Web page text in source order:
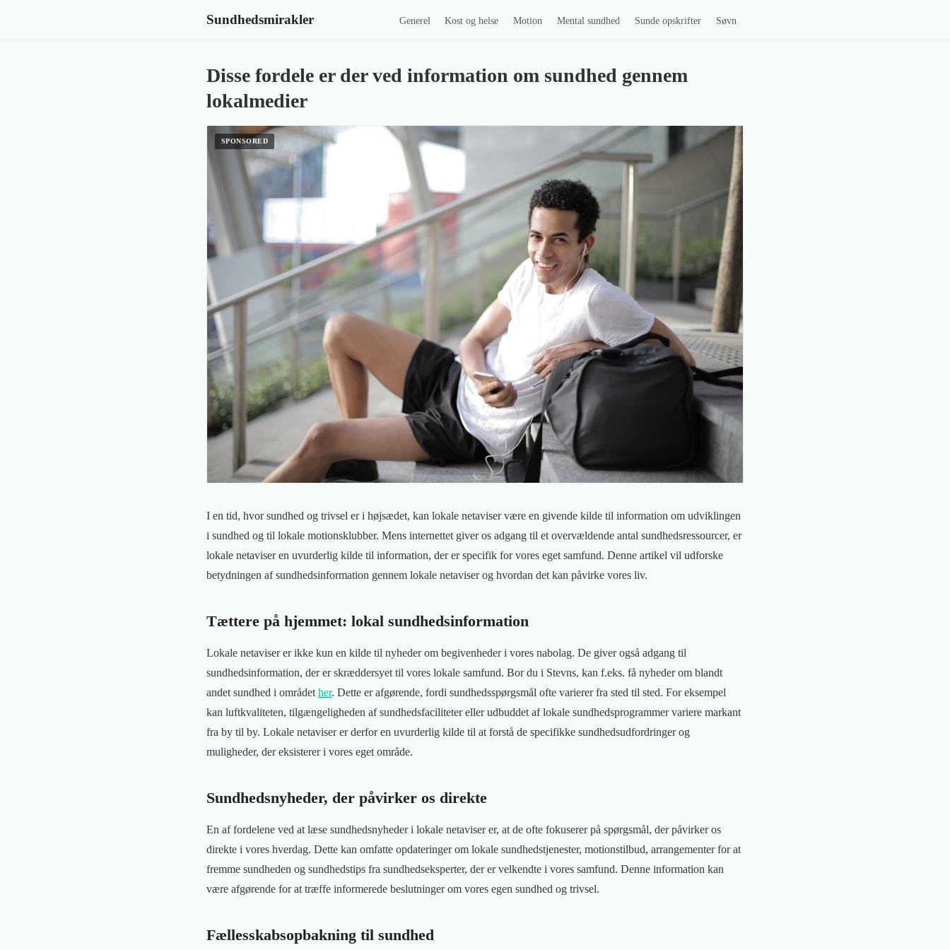
Sundhedsmirakler Generel Kost og helse Motion Mental sundhed Sunde opskrifter Søvn
Disse fordele er der ved information om sundhed gennem
lokalmedier
I en tid, hvor sundhed og trivsel er i højsædet, kan lokale netaviser være en givende kilde til information om udviklingen
i sundhed og til lokale motionsklubber. Mens internettet giver os adgang til et overvældende antal sundhedsressourcer, er
lokale netaviser en uvurderlig kilde til information, der er specifik for vores eget samfund. Denne artikel vil udforske
betydningen af sundhedsinformation gennem lokale netaviser og hvordan det kan påvirke vores liv.
Tættere på hjemmet: lokal sundhedsinformation
Lokale netaviser er ikke kun en kilde til nyheder om begivenheder i vores nabolag. De giver også adgang til
sundhedsinformation, der er skræddersyet til vores lokale samfund. Bor du i Stevns, kan f.eks. få nyheder om blandt
andet sundhed i området her. Dette er afgørende, fordi sundhedsspørgsmål ofte varierer fra sted til sted. For eksempel
kan luftkvaliteten, tilgængeligheden af ​​sundhedsfaciliteter eller udbuddet af lokale sundhedsprogrammer variere markant
fra by til by. Lokale netaviser er derfor en uvurderlig kilde til at forstå de specifikke sundhedsudfordringer og
muligheder, der eksisterer i vores eget område.
Sundhedsnyheder, der påvirker os direkte
En af fordelene ved at læse sundhedsnyheder i lokale netaviser er, at de ofte fokuserer på spørgsmål, der påvirker os
direkte i vores hverdag. Dette kan omfatte opdateringer om lokale sundhedstjenester, motionstilbud, arrangementer for at
fremme sundheden og sundhedstips fra sundhedseksperter, der er velkendte i vores samfund. Denne information kan
være afgørende for at træffe informerede beslutninger om vores egen sundhed og trivsel.
Fællesskabsopbakning til sundhed